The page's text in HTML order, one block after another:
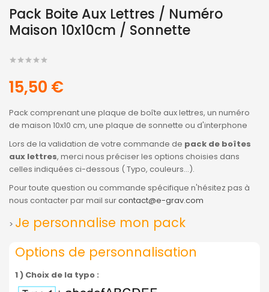
Pack Boite Aux Lettres / Numéro
Maison 10x10cm / Sonnette
15,50 €
Pack comprenant une plaque de boîte aux lettres, un numéro
de maison 10x10 cm, une plaque de sonnette ou d'interphone
Lors de la validation de votre commande de pack de boîtes
aux lettres, merci nous préciser les options choisies dans
celles indiquées ci-dessous ( Typo, couleurs...).
Pour toute question ou commande spécifique n'hésitez pas à
nous contacter par mail surcontact@e-grav.com
> Je personnalise mon pack
Options de personnalisation
1 ) Choix de la typo :